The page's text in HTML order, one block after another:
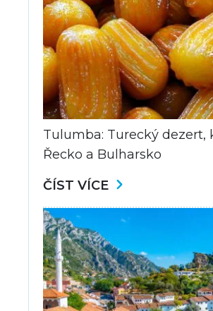
Tulumba: Turecký dezert,
Řecko a Bulharsko
ČÍST VÍCE